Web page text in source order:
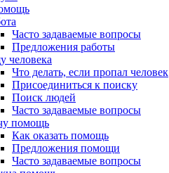
Часто задаваемые вопросы
Предложения работы
человека
Что делать, если пропал человек
Присоединиться к поиску
Поиск людей
Часто задаваемые вопросы
помощь
Как оказать помощь
Предложения помощи
Часто задаваемые вопросы